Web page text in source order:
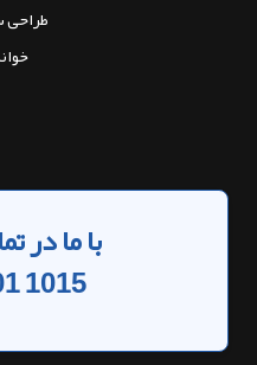
با ما در
1015